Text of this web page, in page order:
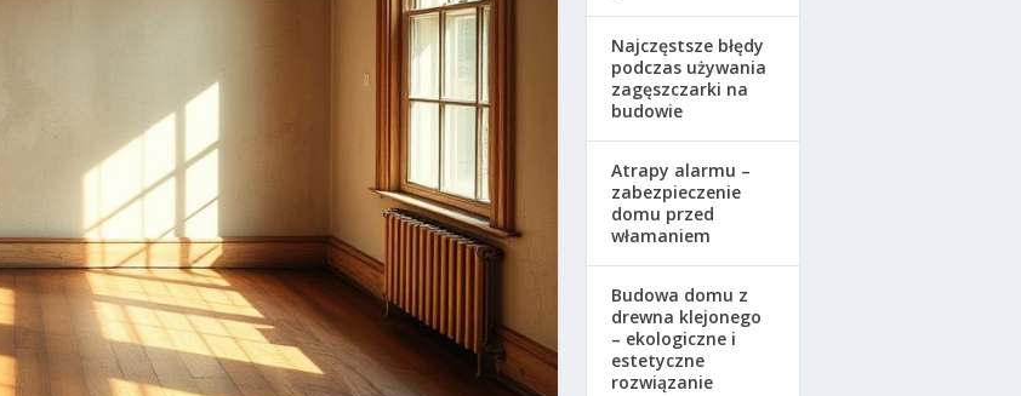
Najczęstsze błędy
podczas używania
zagęszczarki na
budowie
Atrapy alarmu –
zabezpieczenie
domu przed
włamaniem
Budowa domu z
drewna klejonego
– ekologiczne i
estetyczne
rozwiązanie